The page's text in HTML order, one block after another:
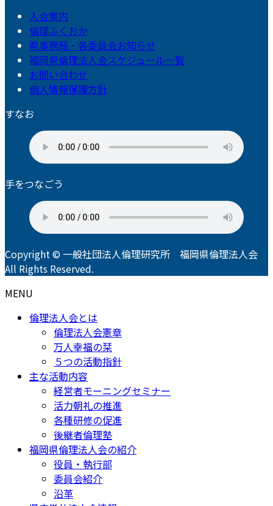
入会案内
倫理ふくおか
県事務局・各委員会お知らせ
福岡県倫理法人会スケジュール一覧
お問い合わせ
個人情報保護方針
すなお
手をつなごう
Copyright © 一般社団法人倫理研究所 福岡県倫理法人会
All Rights Reserved.
MENU
倫理法人会とは
倫理法人会憲章
万人幸福の栞
５つの活動指針
主な活動内容
経営者モーニングセミナー
活力朝礼の推進
各種研修の促進
後継者倫理塾
福岡県倫理法人会の紹介
役員・執行部
委員会紹介
沿革